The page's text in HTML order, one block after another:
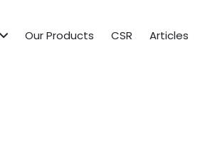
Our Products CSR Articles